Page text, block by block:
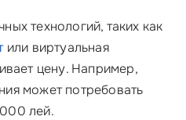
технологий, таких как
или виртуальная
цену. Например,
может потребовать
лей.